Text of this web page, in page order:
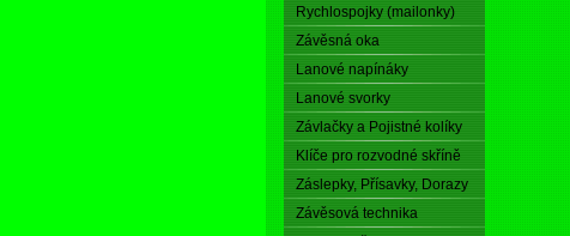
Rychlospojky (mailonky)
Závěsná oka
Lanové napínáky
Lanové svorky
Závlačky a Pojistné kolíky
Klíče pro rozvodné skříně
Záslepky, Přísavky, Dorazy
Závěsová technika